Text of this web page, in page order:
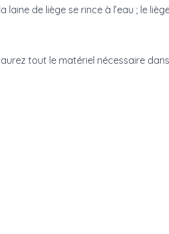
la laine de liège se rince à l’eau ; le
tout le matériel nécessaire